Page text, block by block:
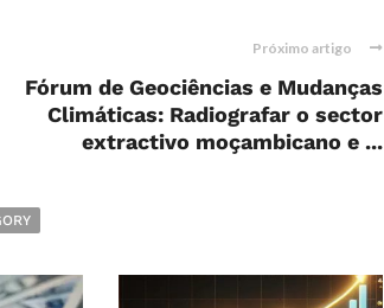
Próximo artigo
Fórum de Geociências e Mudanças
Climáticas: Radiografar o sector
extractivo moçambicano e ...